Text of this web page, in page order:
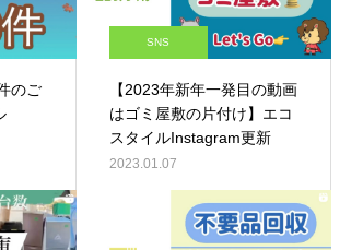
のご
SNS
【2023年新年一発目の動画
はゴミ屋敷の片付け】エコ
スタイルInstagram更新
2023.01.07